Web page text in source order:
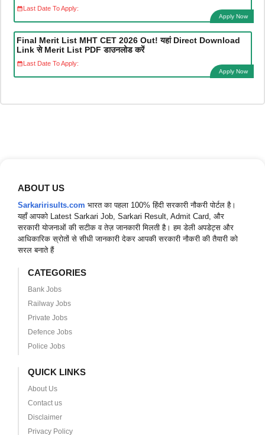
Last Date To Apply:
Apply Now
Final Merit List MHT CET 2026 Out! यहां Direct Download
Link से Merit List PDF डाउनलोड करें
Last Date To Apply:
Apply Now
ABOUT US
Sarkaririsults.com भारत का पहला 100% हिंदी सरकारी नौकरी पोर्टल है।
यहाँ आपको Latest Sarkari Job, Sarkari Result, Admit Card, और
सरकारी योजनाओं की सटीक व तेज़ जानकारी मिलती है। हम डेली अपडेट्स और
आधिकारिक स्रोतों से सीधी जानकारी देकर आपकी सरकारी नौकरी की तैयारी को
सरल बनाते हैं
CATEGORIES
Bank Jobs
Railway Jobs
Private Jobs
Defence Jobs
Police Jobs
QUICK LINKS
About Us
Contact us
Disclaimer
Privacy Policy